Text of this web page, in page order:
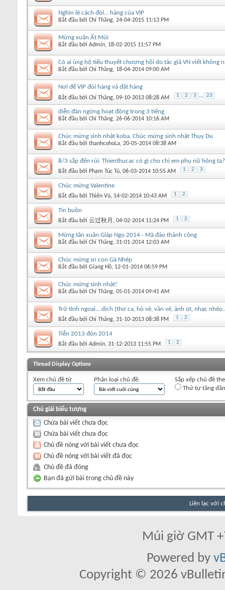
Nghìn lẻ cách đòi... hàng của VIP
Bắt đầu bởi Chí Thăng‎, 24-04-2015 11:13 PM
Mừng xuân Ất Mùi
Bắt đầu bởi Admin‎, 18-02-2015 11:57 PM
Có ai ủng hộ tiểu thuyết chương hồi do tác giả VN viết không
Bắt đầu bởi Chí Thăng‎, 18-04-2014 09:00 AM
Nơi để VIP đòi hàng và đặt hàng
Bắt đầu bởi Chí Thăng‎, 09-10-2013 08:28 AM 1 2 3 ... 23
diễn đàn ngừng hoạt động trong 3 tiếng
Bắt đầu bởi Chí Thăng‎, 26-06-2014 10:16 AM
Chúc mừng sinh nhật koba. Chúc mừng sinh nhật Thụy Du
Bắt đầu bởi thanhcohoLa‎, 20-05-2014 08:38 AM
8/3 sắp đến rùi. Thienthucac có gì cho chị em phụ nữ hông ta?
Bắt đầu bởi Phạm Túc Tú‎, 06-03-2014 10:55 AM 1 2 3
Chúc mừng Valentine
Bắt đầu bởi Thiên Vũ‎, 14-02-2014 10:43 AM 1 2
Tin buồn
Bắt đầu bởi 云过秋月 ‎, 04-02-2014 11:24 PM 1 2
Mừng tân xuân Giáp Ngọ 2014 - Mã đáo thành công
Bắt đầu bởi Chí Thăng‎, 31-01-2014 12:03 AM
Chúc mừng sn con Gà Nhép
Bắt đầu bởi Giang Hồ‎, 12-01-2014 06:59 PM
Chúc mừng sinh nhật!
Bắt đầu bởi Chí Thăng‎, 05-01-2014 09:41 AM
Trữ tình ngoại... dịch (thơ ca, hò vè, văn vẻ, ảnh ọt, nhạc
Bắt đầu bởi Chí Thăng‎, 31-10-2013 08:38 PM 1 2
Tiễn 2013 đón 2014
Bắt đầu bởi Admin‎, 31-12-2013 11:55 PM 1 2
+Viết chủ đề mới
Thread Display Options
Xem chủ đề từ Phân loại chủ đề:
Sắp xếp chủ đề
Thứ tự tăng dần
Chú giải biểu tượng
Chứa bài viết chưa đọc
Chứa bài viết chưa đọc
Chủ đề nóng với bài viết chưa đọc
Chủ đề nóng với bài viết đã đọc
Chủ đề đã đóng
Bạn đã gửi bài trong chủ đề này
Liên lạc với
Múi giờ GMT
Powered by
Copyright © 2026